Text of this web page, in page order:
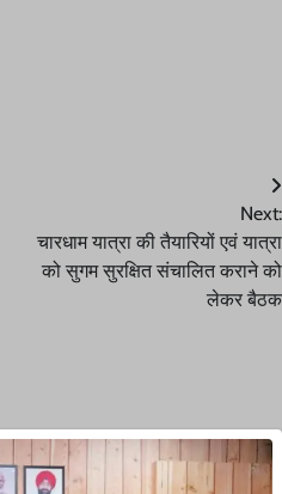
Next:
चारधाम यात्रा की तैयारियों एवं यात्रा
को सुगम सुरक्षित संचालित कराने को
लेकर बैठक